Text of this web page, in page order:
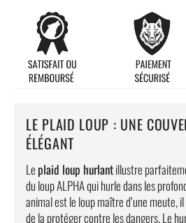
LE PLAID LOUP : UNE
ÉLÉGANT
Le plaid loup hurlantillustre
du loup ALPHA qui hurle dans les
animal est le loup maître d’une meute,
de la protéger contre les dangers. Le